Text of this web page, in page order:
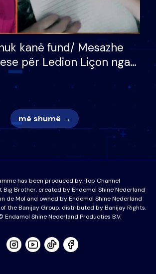
kanë fund/ Mesazhe
për Ledion Liçon nga
fëmijët e tij, moderatori
dot lotët: Nuk meritoj…
më shumë →
has been produced by:Top Channel
Big Brother, created by Endemol Shine Nederland
de Mol and owned by Endemol Shine Nederland
the Banijay Group, distributed by Banijay Rights.
Endamol Shine Nederland Producties B.V.